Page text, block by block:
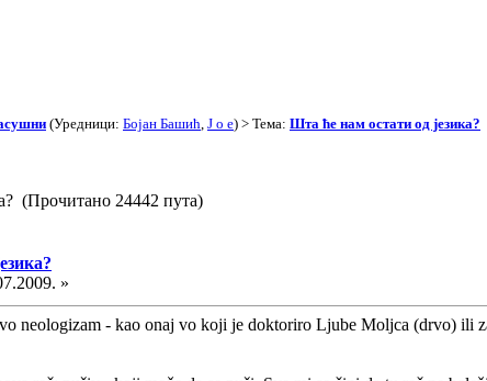
(Уредници: Бојан Башић J o e) > Тема: Шта ће нам остати од језика?
(Прочитано 24442 пута)
»
neologizam - kao onaj vo koji je doktoriro Ljube Moljca (drvo) ili